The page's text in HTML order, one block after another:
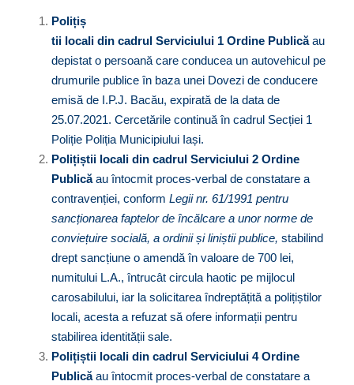
Polițiș
tii locali din cadrul Serviciului 1 Ordine Publicăau
depistat o persoană care conducea un autovehicul pe
drumurile publice în baza unei Dovezi de conducere
emisă de I.P.J. Bacău, expirată de la data de
25.07.2021. Cercetările continuă în cadrul Secției 1
Poliție Poliția Municipiului Iași.
Polițiștii locali din cadrul Serviciului 2 Ordine
Publicăau întocmit proces-verbal de constatare a
contravenției, conform Legii nr. 61/1991 pentru
sancționarea faptelor de încălcare a unor norme de
conviețuire socială, a ordinii și liniștii publice, stabilind
drept sancțiune o amendă în valoare de 700 lei,
numitului L.A., întrucât circula haotic pe mijlocul
carosabilului, iar la solicitarea îndreptățită a polițiștilor
locali, acesta a refuzat să ofere informații pentru
stabilirea identității sale.
Polițiștii locali din cadrul Serviciului 4 Ordine
Publicăau întocmit proces-verbal de constatare a